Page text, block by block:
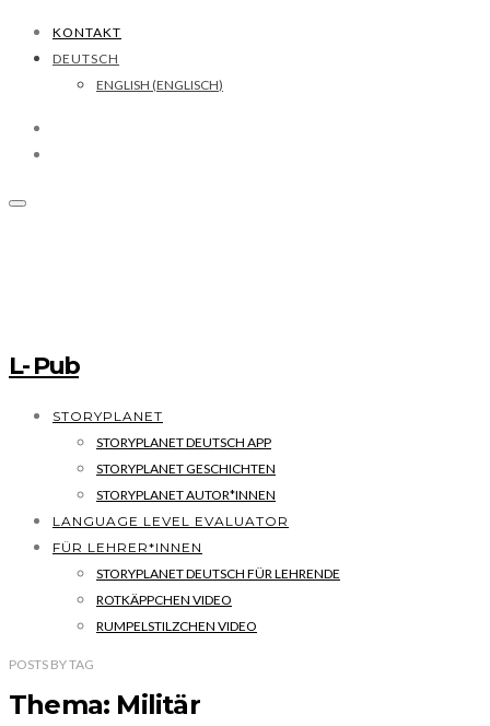
KONTAKT
DEUTSCH
ENGLISH (ENGLISCH)
L- Pub
STORYPLANET
STORYPLANET DEUTSCH APP
STORYPLANET GESCHICHTEN
STORYPLANET AUTOR*INNEN
LANGUAGE LEVEL EVALUATOR
FÜR LEHRER*INNEN
STORYPLANET DEUTSCH FÜR LEHRENDE
ROTKÄPPCHEN VIDEO
RUMPELSTILZCHEN VIDEO
POSTS BYTAG
Thema: Militär